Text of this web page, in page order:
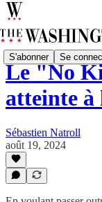
S'abonner Se
Le "No
atteinte
Sébastien Natroll
août 19, 2024